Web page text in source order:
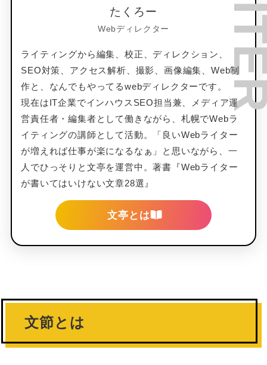
たくろー
Webディレクター
ライティングから編集、校正、ディレクション、
SEO対策、アクセス解析、撮影、画像編集、Web制
作と、なんでもやってるwebディレクターです。
現在はIT企業でインハウスSEO担当兼、メディア運
営責任者・編集者として働きながら、札幌でWebラ
イティングの講師として活動。「良いWebライター
が増えれば仕事が楽になるなぁ」と思いながら、一
人でひっそりと文亭を運営中。著書『Webライター
が書いてはいけない文章28選』
文亭とは
文節とは